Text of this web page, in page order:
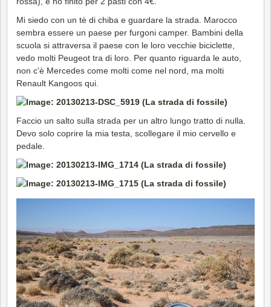
Mi siedo con un tè di chiba e guardare la strada. Marocco
sembra essere un paese per furgoni camper. Bambini della
scuola si attraversa il paese con le loro vecchie biciclette,
vedo molti Peugeot tra di loro. Per quanto riguarda le auto,
non c'è Mercedes come molti come nel nord, ma molti
Renault Kangoos qui.
Faccio un salto sulla strada per un altro lungo tratto di nulla.
Devo solo coprire la mia testa, scollegare il mio cervello e
pedale.